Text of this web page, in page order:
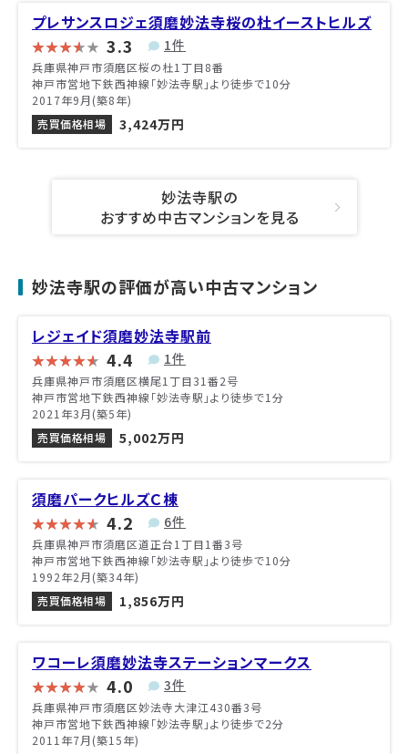
プレサンスロジェ須磨妙法寺桜の杜イーストヒルズ
3.3 1件
兵庫県神戸市須磨区桜の杜1丁目8番
神戸市営地下鉄西神線「妙法寺駅」より徒歩で10分
2017年9月(築8年)
売買価格相場
3,424万円
妙法寺駅の
おすすめ中古マンションを見る
妙法寺駅の評価が高い中古マンション
レジェイド須磨妙法寺駅前
4.4 1件
兵庫県神戸市須磨区横尾1丁目31番2号
神戸市営地下鉄西神線「妙法寺駅」より徒歩で1分
2021年3月(築5年)
売買価格相場
5,002万円
須磨パークヒルズＣ棟
4.2 6件
兵庫県神戸市須磨区道正台1丁目1番3号
神戸市営地下鉄西神線「妙法寺駅」より徒歩で10分
1992年2月(築34年)
売買価格相場
1,856万円
ワコーレ須磨妙法寺ステーションマークス
4.0 3件
兵庫県神戸市須磨区妙法寺大津江430番3号
神戸市営地下鉄西神線「妙法寺駅」より徒歩で2分
2011年7月(築15年)